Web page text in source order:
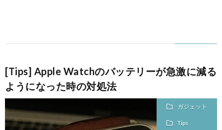
[Tips] Apple Watchのバッテリーが急激に減る
ようになった時の対処法
ガジェット
Tips